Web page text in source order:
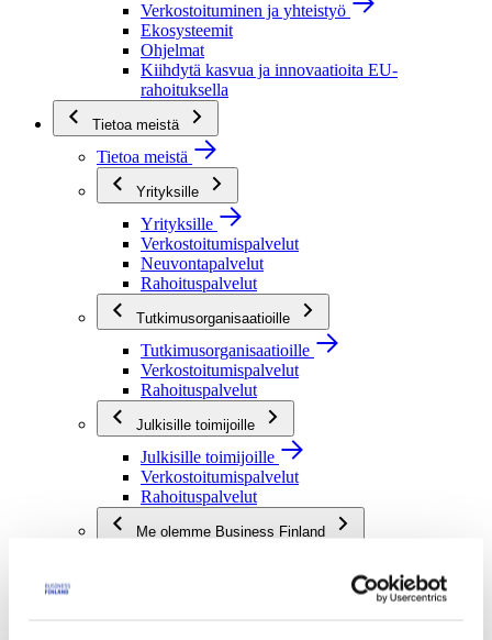
Verkostoituminen ja yhteistyö
Ekosysteemit
Ohjelmat
Kiihdytä kasvua ja innovaatioita EU-
rahoituksella
Tietoa meistä
Tietoa meistä
Yrityksille
Yrityksille
Verkostoitumispalvelut
Neuvontapalvelut
Rahoituspalvelut
Tutkimusorganisaatioille
Tutkimusorganisaatioille
Verkostoitumispalvelut
Rahoituspalvelut
Julkisille toimijoille
Julkisille toimijoille
Verkostoitumispalvelut
Rahoituspalvelut
Me olemme Business Finland